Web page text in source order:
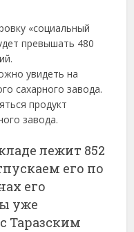
«социальный
превышать 480
увидеть на
сахарного завода.
продукт
завода.
лежит 852
его по
его
уже
Таразским